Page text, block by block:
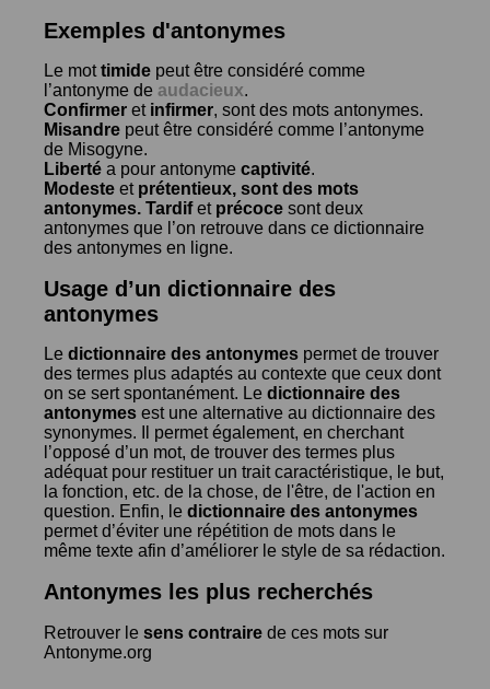
Exemples d'antonymes
Le mottimide peut être considéré comme
l’antonyme de audacieux.
Confirmer et infirmer, sont des mots antonymes.
Misandre peut être considéré comme l’antonyme
de Misogyne.
Liberté a pour antonyme captivité.
Modeste et prétentieux, sont des mots
antonymes. Tardifet précoce sont deux
antonymes que l’on retrouve dans ce dictionnaire
des antonymes en ligne.
Usage d’un dictionnaire des
antonymes
Le dictionnaire des antonymes permet de trouver
des termes plus adaptés au contexte que ceux dont
on se sert spontanément. Le dictionnaire des
antonymes est une alternative au dictionnaire des
synonymes. Il permet également, en cherchant
l’opposé d’un mot, de trouver des termes plus
adéquat pour restituer un trait caractéristique, le but,
la fonction, etc. de la chose, de l'être, de l'action en
question. Enfin, le dictionnaire des antonymes
permet d’éviter une répétition de mots dans le
même texte afin d’améliorer le style de sa rédaction.
Antonymes les plus recherchés
Retrouver le sens contraire de ces mots sur
Antonyme.org